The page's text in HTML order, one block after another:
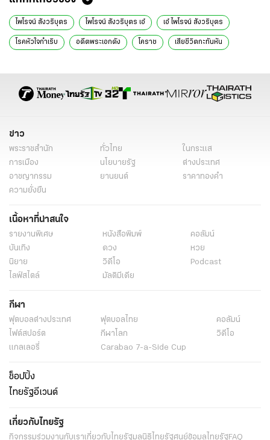
ไพโรจน์ สังวริบุตร ไพโรจน์ สังวริบุตร เอ๋ เอ๋ ไพโรจน์ สังวริบุตร
โรคหัวใจกำเริบ อดีตพระเอกดัง โคราช เสียชีวิตกะทันหัน
ข่าว
พระราชสำนัก ทั่วไทย
ในกระแส
การเมือง
นโยบายรัฐ
ต่างประเทศ
อาชญากรรม
ยานยนต์
ราคาทองคำ
ความยั่งยืน
เนื้อหาที่น่าสนใจ
รายงานพิเศษ หนังสือพิมพ์
คอลัมน์
บันเทิง
ดวง
หวย
นิยาย
วิดีโอ
Podcast
ไลฟ์สไตล์
มัลติมีเดีย
กีฬา
ฟุตบอลต่่างประเทศ ฟุตบอลไทย
คอลัมน์
ไฟต์สปอร์ต
กีฬาโลก
วิดีโอ
แกลเลอรี่
Carabao 7-a-Side Cup
ช็อปปิ้ง
ไทยรัฐอีเวนต์
เกี่ยวกับไทยรัฐ
กิจกรรมร่วมงานกับเราเกี่ยวกับไทยรัฐมูลนิธิไทยรัฐศูนย์ข้อมูลไทยรัฐFAQ